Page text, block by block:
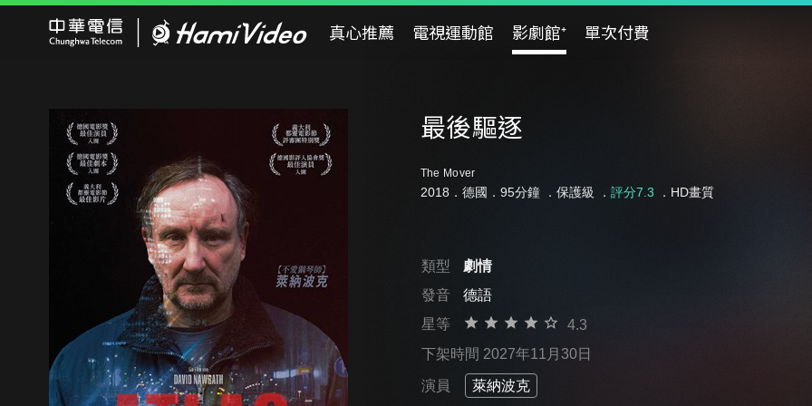
真心推薦 電視運動館 影劇館⁺ 單次付費
最後驅逐
The Mover
2018．德國．95分鐘 ． 保護級 ． 評分7.3 ．HD畫質
類型
劇情
發音
德語
星等
4.3
下架時間 2027年11月30日
演員 萊納波克